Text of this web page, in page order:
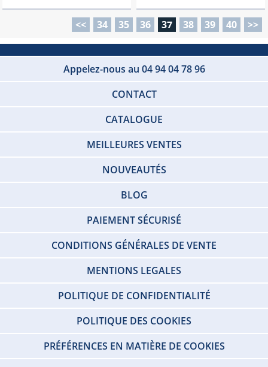
<< 34 35 36 37 38 39 40 >>
Appelez-nous au 04 94 04 78 96
CONTACT
CATALOGUE
MEILLEURES VENTES
NOUVEAUTÉS
BLOG
PAIEMENT SÉCURISÉ
CONDITIONS GÉNÉRALES DE VENTE
MENTIONS LEGALES
POLITIQUE DE CONFIDENTIALITÉ
POLITIQUE DES COOKIES
PRÉFÉRENCES EN MATIÈRE DE COOKIES